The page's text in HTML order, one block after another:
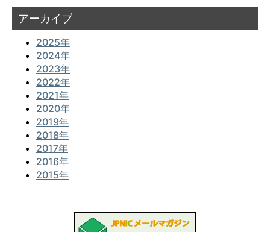
アーカイブ
2025年
2024年
2023年
2022年
2021年
2020年
2019年
2018年
2017年
2016年
2015年